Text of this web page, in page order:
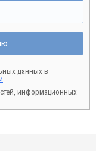
данных в
информационных